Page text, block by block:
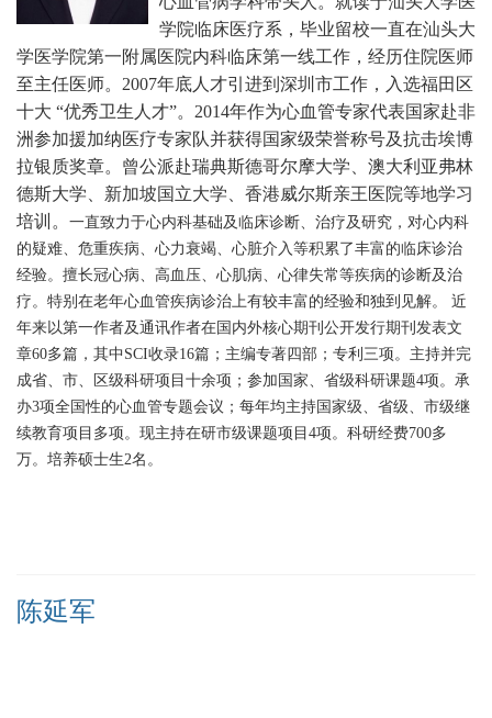
学院临床医疗系，毕业留校一直在汕头大
学医学院第一附属医院内科临床第一线工作，经历住院医师
至主任医师。2007年底人才引进到深圳市工作，入选福田区
十大 “优秀卫生人才”。2014年作为心血管专家代表国家赴非
洲参加援加纳医疗专家队并获得国家级荣誉称号及抗击埃博
拉银质奖章。曾公派赴瑞典斯德哥尔摩大学、澳大利亚弗林
德斯大学、新加坡国立大学、香港威尔斯亲王医院等地学习
培训。 一直致力于心内科基础及临床诊断、治疗及研究，对心内科
的疑难、危重疾病、心力衰竭、心脏介入等积累了丰富的临床诊治
经验。擅长冠心病、高血压、心肌病、心律失常等疾病的诊断及治
疗。特别在老年心血管疾病诊治上有较丰富的经验和独到见解。 近
年来以第一作者及通讯作者在国内外核心期刊公开发行期刊发表文
章60多篇，其中SCI收录16篇；主编专著四部；专利三项。主持并完
成省、市、区级科研项目十余项；参加国家、省级科研课题4项。承
办3项全国性的心血管专题会议；每年均主持国家级、省级、市级继
续教育项目多项。现主持在研市级课题项目4项。科研经费700多
万。培养硕士生2名。
陈延军